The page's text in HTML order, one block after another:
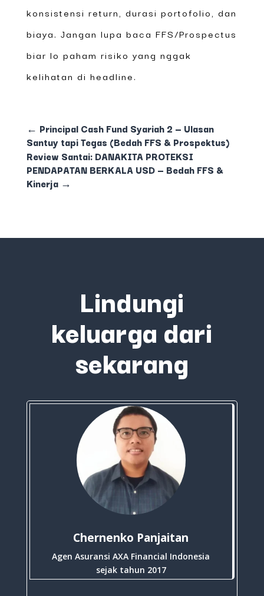
konsistensi return, durasi portofolio, dan
biaya. Jangan lupa baca FFS/Prospectus
biar lo paham risiko yang nggak
kelihatan di headline.
← Principal Cash Fund Syariah 2 — Ulasan
Santuy tapi Tegas (Bedah FFS & Prospektus)
Review Santai: DANAKITA PROTEKSI
PENDAPATAN BERKALA USD — Bedah FFS &
Kinerja→
Lindungi
keluarga dari
sekarang
Chernenko Panjaitan
Agen Asuransi AXA Financial Indonesia
sejak tahun 2017